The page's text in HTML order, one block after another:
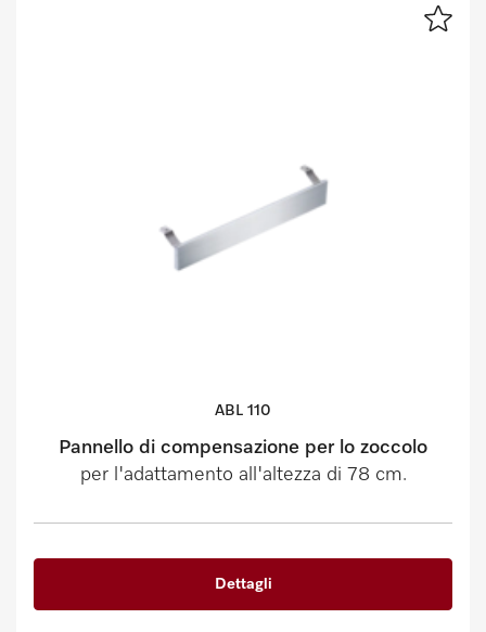
ABL 110
Pannello di compensazione per lo zoccolo
per l'adattamento all'altezza di 78 cm.
Dettagli